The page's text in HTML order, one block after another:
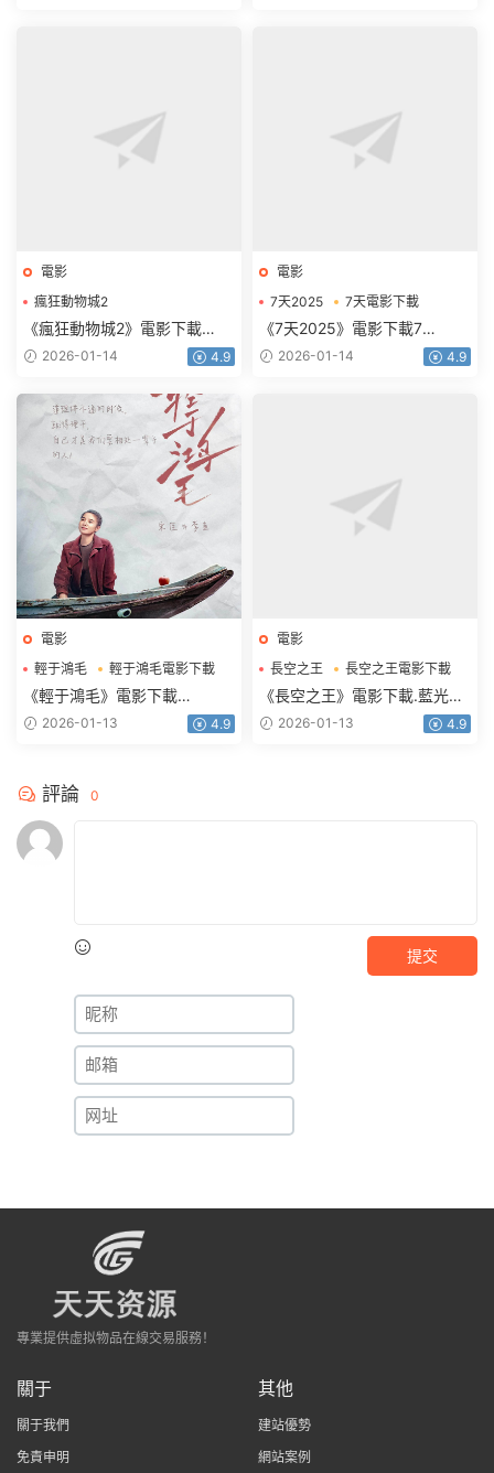
電影
瘋狂動物城2
瘋狂動物城2電影下載
《瘋狂動物城2》電影下載
1080p.HD中英雙語
2026-01-14 4.9
電影
7天2025
7天電影下載
《7天2025》電影下載7
天.2160p.HD國語中字
2026-01-14 4.9
電影
輕于鴻毛
輕于鴻毛電影下載
《輕于鴻毛》電影下載
2160p.HD國語中字
2026-01-13 4.9
電影
長空之王
長空之王電影下載
《長空之王》電影下載.藍光版
1080p.BD國語中字
2026-01-13 4.9
評論 0
提交
專業提供虛拟物品在線交易服務！
關于
關于我們
免責申明
其他
建站優勢
網站案例